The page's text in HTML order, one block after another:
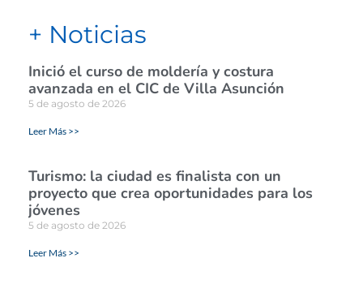
+ Noticias
Inició el curso de moldería y costura
avanzada en el CIC de Villa Asunción
5 de agosto de 2026
Leer Más >>
Turismo: la ciudad es finalista con un
proyecto que crea oportunidades para los
jóvenes
5 de agosto de 2026
Leer Más >>